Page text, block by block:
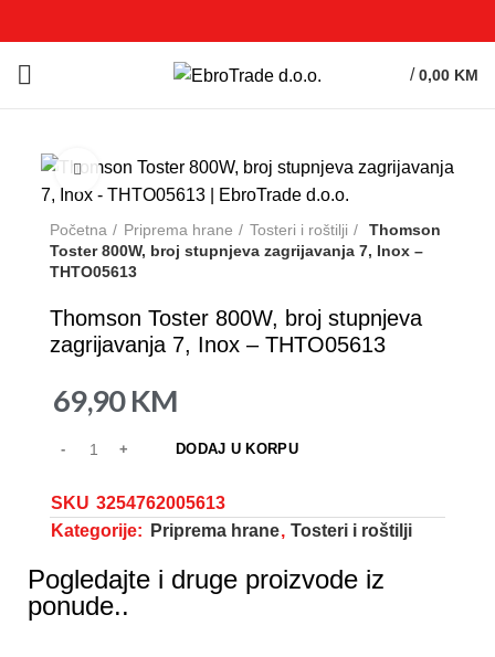
/ 0,00 KM
Click to enlarge
Početna Priprema hrane Tosteri i roštilji
Thomson
Toster 800W, broj stupnjeva zagrijavanja 7, Inox –
THTO05613
Thomson Toster 800W, broj stupnjeva
zagrijavanja 7, Inox – THTO05613
69,90KM
DODAJ U KORPU
SKU 3254762005613
Kategorije:
Priprema hrane, Tosteri i roštilji
Pogledajte i druge proizvode iz
ponude..